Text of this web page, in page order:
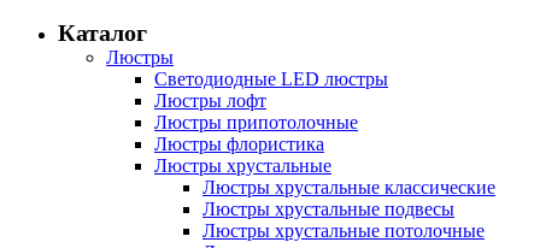
Каталог
Люстры
Светодиодные LED люстры
Люстры лофт
Люстры припотолочные
Люстры флористика
Люстры хрустальные
Люстры хрустальные классические
Люстры хрустальные подвесы
Люстры хрустальные потолочные